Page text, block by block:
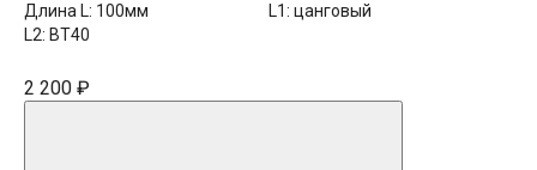
Длина L: 100мм L1: цанговый
L2: BT40
2 200 ₽